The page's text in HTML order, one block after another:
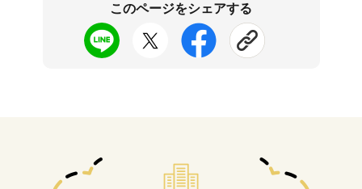
このページをシェアする